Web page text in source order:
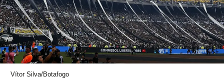
Vítor Silva/Botafogo